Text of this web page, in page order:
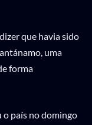
que havia sido
uma
forma
o país no domingo